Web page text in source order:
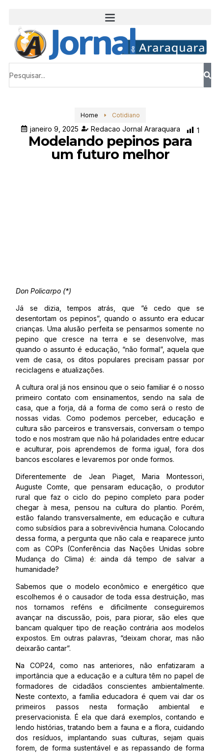
Home Cotidiano
janeiro 9, 2025 Redacao Jornal Araraquara 1
Modelando pepinos para
um futuro melhor
Don Policarpo (*)
Já se dizia, tempos atrás, que “é cedo que se
desentortam os pepinos”, quando o assunto era educar
crianças. Uma alusão perfeita se pensarmos somente no
pepino que cresce na terra e se desenvolve, mas
quando o assunto é educação, “não formal”, aquela que
vem de casa, os ditos populares precisam passar por
reciclagens e atualizações.
A cultura oral já nos ensinou que o seio familiar é o nosso
primeiro contato com ensinamentos, sendo na sala de
casa, que a forja, dá a forma de como será o resto de
nossas vidas. Como podemos perceber, educação e
cultura são parceiros e transversais, conversam o tempo
todo e nos mostram que não há polaridades entre educar
e aculturar, pois aprendemos de forma igual, fora dos
bancos escolares e levaremos por onde formos.
Diferentemente de Jean Piaget, Maria Montessori,
Auguste Comte, que pensaram educação, o produtor
rural que faz o ciclo do pepino completo para poder
chegar à mesa, pensou na cultura do plantio. Porém,
estão falando transversalmente, em educação e cultura
como subsídios para a sobrevivência humana. Colocando
dessa forma, a pergunta que não cala e reaparece junto
com as COPs (Conferência das Nações Unidas sobre
Mudança do Clima) é: ainda dá tempo de salvar a
humanidade?
Sabemos que o modelo econômico e energético que
escolhemos é o causador de toda essa destruição, mas
nos tornamos reféns e dificilmente conseguiremos
avançar na discussão, pois, para piorar, são eles que
bancam qualquer tipo de reação contrária aos modelos
expostos. Em outras palavras, “deixam chorar, mas não
deixarão cantar”.
Na COP24, como nas anteriores, não enfatizaram a
importância que a educação e a cultura têm no papel de
formadores de cidadãos conscientes ambientalmente.
Neste contexto, a família educadora é quem vai dar os
primeiros passos nesta formação ambiental e
preservacionista. É ela que dará exemplos, contando e
lendo histórias, tratando bem a fauna e a flora, cuidando
dos resíduos, implantando suas culturas, sejam quais
forem, de forma sustentável e as repassando de forma